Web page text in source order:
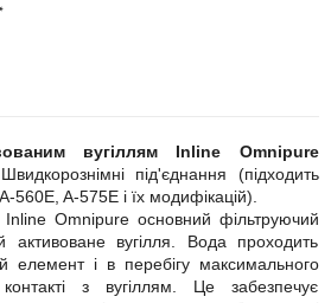
вугіллям Inline Omnipure
під'єднання (підходить
560E, A-575E і їх модифікацій).
Inline Omnipure основний фільтруючий
активоване вугілля. Вода проходить
елемент і в перебігу максимального
з вугіллям. Це забезпечує